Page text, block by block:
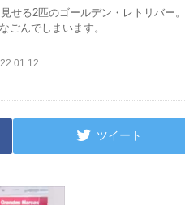
せる2匹のゴールデン・レトリバー
ごんでしまいます。
ツイート